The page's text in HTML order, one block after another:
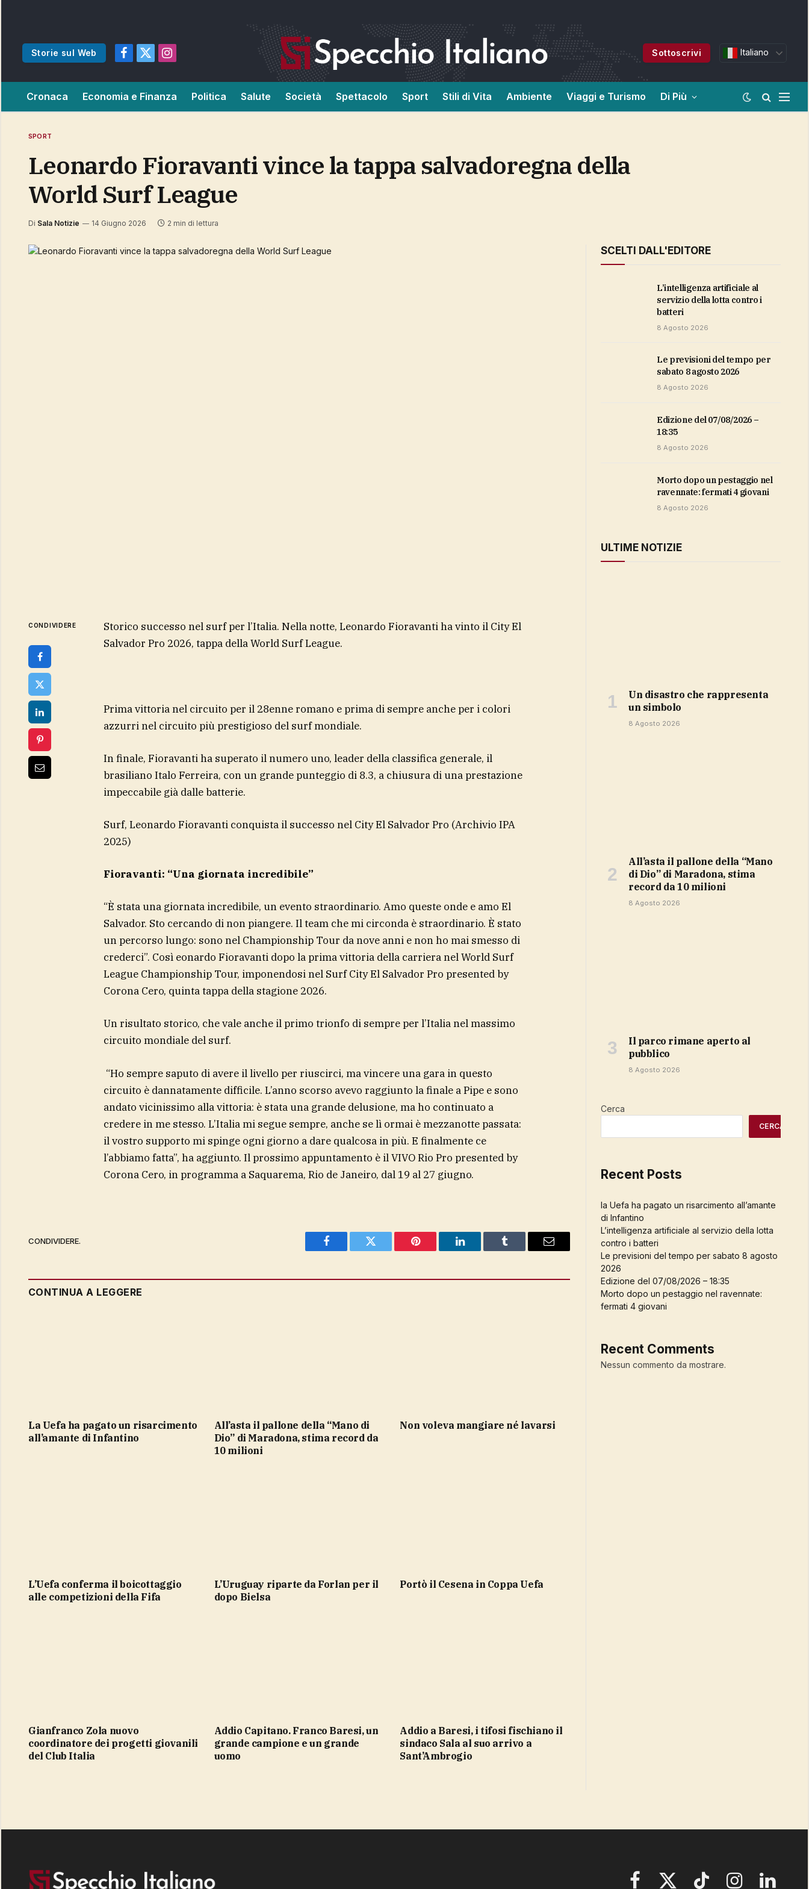
Storie sul Web
Facebook
X
Instagram
Sottoscrivi Italiano
Cronaca Economia e Finanza Politica Salute Società Spettacolo Sport Stili di Vita Ambiente Viaggi e Turismo Di Più
SPORT
Leonardo Fioravanti vince la tappa salvadoregna della
World Surf League
Di Sala Notizie 14 Giugno 2026 2 min di lettura
CONDIVIDERE
Storico successo nel surf per l’Italia. Nella notte, Leonardo Fioravanti ha vinto il City El
Salvador Pro 2026, tappa della World Surf League.
Prima vittoria nel circuito per il 28enne romano e prima di sempre anche per i colori
azzurri nel circuito più prestigioso del surf mondiale.
In finale, Fioravanti ha superato il numero uno, leader della classifica generale, il
brasiliano Italo Ferreira, con un grande punteggio di 8.3, a chiusura di una prestazione
impeccabile già dalle batterie.
Surf, Leonardo Fioravanti conquista il successo nel City El Salvador Pro (Archivio IPA
2025)
Fioravanti: “Una giornata incredibile”
“È stata una giornata incredibile, un evento straordinario. Amo queste onde e amo El
Salvador. Sto cercando di non piangere. Il team che mi circonda è straordinario. È stato
un percorso lungo: sono nel Championship Tour da nove anni e non ho mai smesso di
crederci”. Così eonardo Fioravanti dopo la prima vittoria della carriera nel World Surf
League Championship Tour, imponendosi nel Surf City El Salvador Pro presented by
Corona Cero, quinta tappa della stagione 2026.
Un risultato storico, che vale anche il primo trionfo di sempre per l’Italia nel massimo
circuito mondiale del surf.
“Ho sempre saputo di avere il livello per riuscirci, ma vincere una gara in questo
circuito è dannatamente difficile. L’anno scorso avevo raggiunto la finale a Pipe e sono
andato vicinissimo alla vittoria: è stata una grande delusione, ma ho continuato a
credere in me stesso. L’Italia mi segue sempre, anche se lì ormai è mezzanotte passata:
il vostro supporto mi spinge ogni giorno a dare qualcosa in più. E finalmente ce
l’abbiamo fatta”, ha aggiunto. Il prossimo appuntamento è il VIVO Rio Pro presented by
Corona Cero, in programma a Saquarema, Rio de Janeiro, dal 19 al 27 giugno.
CONDIVIDERE.
Facebook Twitter Pinterest LinkedIn Tumblr Email
CONTINUA A LEGGERE
la Uefa ha pagato un risarcimento
all’amante di Infantino
All’asta il pallone della “Mano di
Dio” di Maradona, stima record da
10 milioni
Non voleva mangiare né lavarsi
L’Uefa conferma il boicottaggio
alle competizioni della Fifa
L’Uruguay riparte da Forlan per il
dopo Bielsa
portò il Cesena in Coppa Uefa
Gianfranco Zola nuovo
coordinatore dei progetti giovanili
del Club Italia
Addio Capitano. Franco Baresi, un
grande campione e un grande
uomo
Addio a Baresi, i tifosi fischiano il
sindaco Sala al suo arrivo a
Sant’Ambrogio
SCELTI DALL'EDITORE
L’intelligenza artificiale al
servizio della lotta contro i
batteri
8 Agosto 2026
Le previsioni del tempo per
sabato 8 agosto 2026
8 Agosto 2026
Edizione del 07/08/2026 –
18:35
8 Agosto 2026
Morto dopo un pestaggio nel
ravennate: fermati 4 giovani
8 Agosto 2026
ULTIME NOTIZIE
Un disastro che rappresenta
un simbolo
8 Agosto 2026
All’asta il pallone della “Mano
di Dio” di Maradona, stima
record da 10 milioni
8 Agosto 2026
Il parco rimane aperto al
pubblico
8 Agosto 2026
Cerca
CERCA
Recent Posts
la Uefa ha pagato un risarcimento all’amante
di Infantino
L’intelligenza artificiale al servizio della lotta
contro i batteri
Le previsioni del tempo per sabato 8 agosto
2026
Edizione del 07/08/2026 – 18:35
Morto dopo un pestaggio nel ravennate:
fermati 4 giovani
Recent Comments
Nessun commento da mostrare.
Facebook
X TikTok InstagramLinkedIn